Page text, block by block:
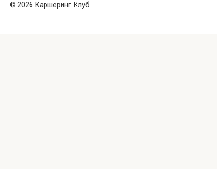
© 2026 Каршеринг Клуб